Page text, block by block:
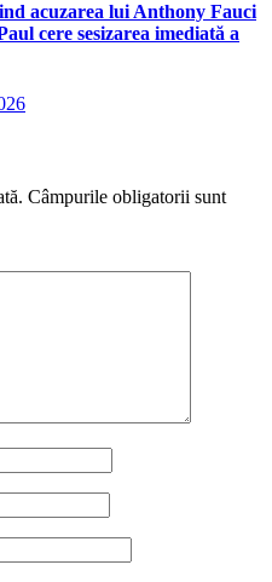
acuzarea lui Anthony Fauci
cere sesizarea imediată a
Câmpurile obligatorii sunt